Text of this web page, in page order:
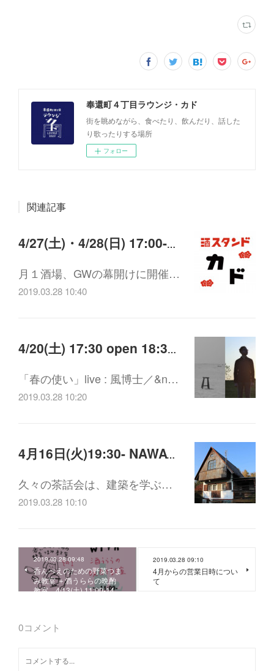
奉還町４丁目ラウンジ・カド
街を眺めながら、食べたり、飲んだり、話した
り歌ったりする場所
フォロー
関連記事
4/27(土)・4/28(日) 17:00-22:00 酒スタンド開店
月１酒場、GWの幕開けに開催…
2019.03.28 10:40
4/20(土) 17:30 open 18:30 start 風博士 / kapo-ritmo live 「春の使い」
「春の使い」live : 風博士／&n…
2019.03.28 10:20
4月16日(火)19:30- NAWATE PROJECT 夜の茶話会vol.11 チェコのおみやげ話編
久々の茶話会は、建築を学ぶ…
2019.03.28 10:10
2019.03.28 09:48
呑んべえのための野菜つま
み教室 ＋酒うららの晩酌
教室 4/13(土) 11:00-14…
2019.03.28 09:10
4月からの営業日時につい
て
0コメント